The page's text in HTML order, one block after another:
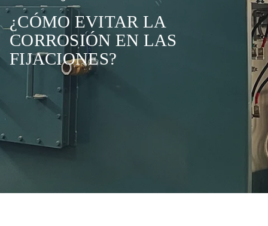
¿CÓMO EVITAR LA
CORROSIÓN EN LAS
FIJACIONES?